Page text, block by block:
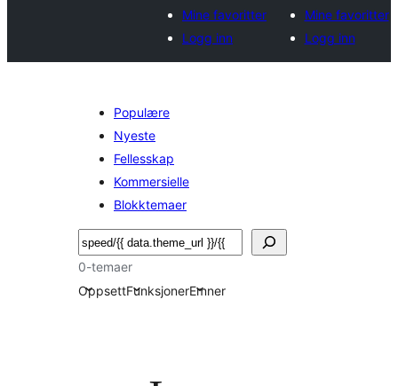
Mine favoritter
Logg inn
Mine favoritter
Logg inn
Populære
Nyeste
Fellesskap
Kommersielle
Blokktemaer
Søk
0-temaer
OppsettFunksjonerEmner